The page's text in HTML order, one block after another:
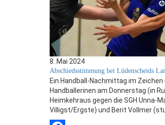
8. Mai 2024
Abschiedsstimmung bei Lüdenscheids
Ein Handball-Nachmittag im
Handballerinen am Donnerstag (in
Heimkehraus gegen die SGH Unna-
Villigst/Ergste) und Berit Vollmer